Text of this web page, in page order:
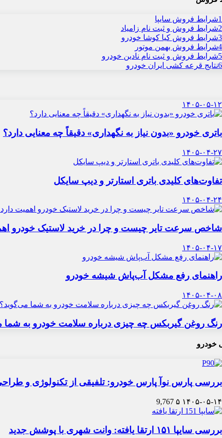
1شرایط فروش سایپا
2شرایط فروش و ثبت نام زامیاد
3شرایط فروش کیا کوشا خودرو
4شرایط فروش بهمن موتور
5شرایط فروش و ثبت نام نادین خودرو
6نتایج قرعه کشی ایران خودرو
۱۴۰۵-۰۵-۱۲
باتری خودرو «بدون نیاز به نگهداری» دقیقاً چه معنایی دارد؟
۱۴۰۵-۰۴-۲۷
تفاوت‌های کلیدی باتری استارتر و دیپ سایکل
۱۴۰۵-۰۴-۲۴
شاخص سرعت تایر چیست و چرا در خرید لاستیک خودرو
۱۴۰۵-۰۴-۱۷
راهنمای رفع مشکل آب‌پاش شیشه خودرو
۱۴۰۵-۰۴-۰۸
رنگ روغن گیربکس چه چیزی درباره سلامت خودرو به شما
خودرو
بررسی پارس نوآ پارس خودرو: تلفیقی از تکنولوژی و
۱۴۰۵-۰۵-۱۴ ۵ 9,767
بررسی سایپا ۱۵۱ ارتقا یافته: وانت شهری با پوشش جدید